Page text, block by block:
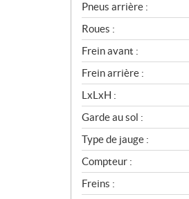
Pneus arrière :
Roues :
Frein avant :
Frein arrière :
LxLxH :
Garde au sol :
Type de jauge :
Compteur :
Freins :